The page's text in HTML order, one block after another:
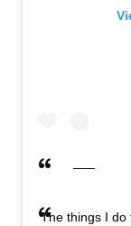
The things I do